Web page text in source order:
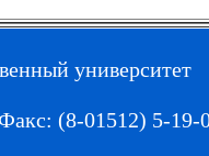
университет
(8-01512) 5-19-